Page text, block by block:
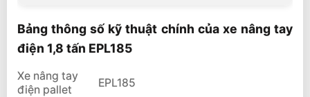
Bảng thông số kỹ thuật chính của xe nâng tay
điện 1,8 tấn EPL185
Xe nâng tay
điện pallet
EPL185